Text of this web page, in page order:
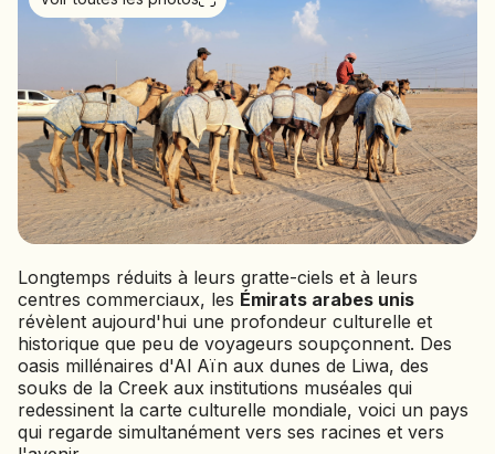
BOSNIE-HERZÉGOVINE
BOTSWANA
BURUNDI
CAMBODGE
CAP VERT
CHILI
CHINE
COLOMBIE
CORÉE DU SUD
COSTA RICA
CÔTE D'IVOIRE
DJIBOUTI
EGYPTE
Longtemps réduits à leurs gratte-ciels et à leurs
centres commerciaux, les Émirats arabes unis
révèlent aujourd'hui une profondeur culturelle et
historique que peu de voyageurs soupçonnent. Des
oasis millénaires d'Al Aïn aux dunes de Liwa, des
souks de la Creek aux institutions muséales qui
redessinent la carte culturelle mondiale, voici un pays
qui regarde simultanément vers ses racines et vers